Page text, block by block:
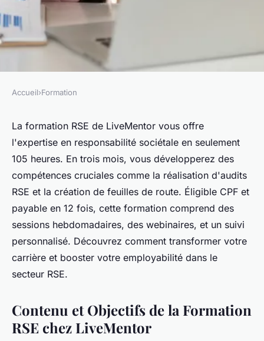
Formation rse : devenez
expert en 105 heures avec
livementor
Alexis•30 juillet 2024•3 min de lecture
Accueil›Formation
La formation RSE de LiveMentor vous offre
l'expertise en responsabilité sociétale en seulement
105 heures. En trois mois, vous développerez des
compétences cruciales comme la réalisation d'audits
RSE et la création de feuilles de route. Éligible CPF et
payable en 12 fois, cette formation comprend des
sessions hebdomadaires, des webinaires, et un suivi
personnalisé. Découvrez comment transformer votre
carrière et booster votre employabilité dans le
secteur RSE.
Contenu et Objectifs de la Formation
RSE chez LiveMentor